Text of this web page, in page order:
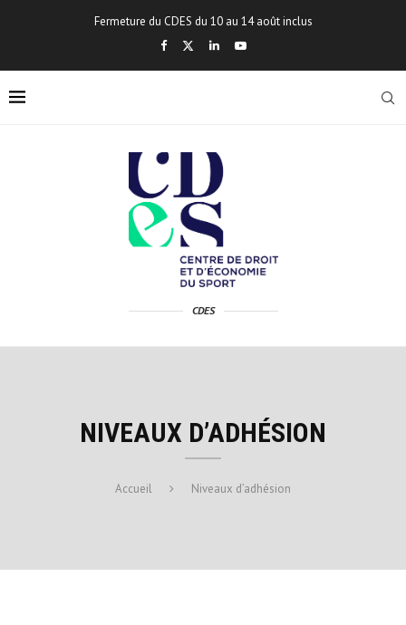
Fermeture du CDES du 10 au 14 août inclus
CDES
NIVEAUX D’ADHÉSION
Accueil Niveaux d’adhésion